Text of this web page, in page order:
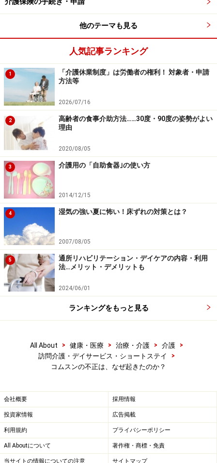
他のテーマも見る
人気記事ランキング
1
「介護休業制度」は労働者の権利！ 対象者・申請
方法等
2026/07/16
2
高齢者の食事介助方法……30度・90度の姿勢がよい
理由
2020/08/05
3 介護用の「自助食器｣の使い方
2014/12/15
4 湿気の強い夏に怖い！床ずれの対策とは？
2007/08/05
5
通所リハビリテーション・デイケアの内容・利用
法…メリット・デメリットも
2024/06/01
ランキングをもっと見る
All About > 健康・医療 > 治療・介護 > 介護
>
訪問介護・デイサービス・ショートステイ
>
コムスンの不正は、なぜ起きたのか？
会社概要 採用情報
投資家情報 広告掲載
利用規約 プライバシーポリシー
All Aboutについて 著作権・商標・免責
当サイトの情報についての注意 サイトマップ